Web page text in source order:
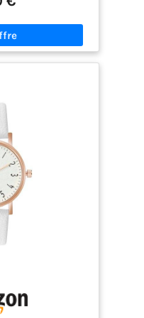
Chaque alerte
votre vie numérique.
gérer vos priorités
accrue au quotidien.
directement au
l'écran
parfaits pour
sport, soirée), ou
pour un look
allie
totale. Un
qualité-prix
le contrôle sur
Modes Sportifs &
vos itinéraires
précisément.
: la montre n'est
[Chronométrage
à quartz de haute
et à enlever.
bracelet en cuir
et doux pour
à votre poignet.
offrant un
occasions, du
par les voyages.
femme en cuir
que 0,026 kg, ce
porter au quotidien.
quotidiens ou pour
noir, vert, blanc et
la fête des Mères,